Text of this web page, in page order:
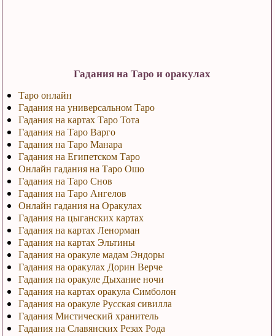
Гадания на Таро и оракулах
Таро онлайн
Гадания на универсальном Таро
Гадания на картах Таро Тота
Гадания на Таро Варго
Гадания на Таро Манара
Гадания на Египетском Таро
Онлайн гадания на Таро Ошо
Гадания на Таро Снов
Гадания на Таро Ангелов
Онлайн гадания на Оракулах
Гадания на цыганских картах
Гадания на картах Ленорман
Гадания на картах Эльтины
Гадания на оракуле мадам Эндоры
Гадания на оракулах Дорин Верче
Гадания на оракуле Дыхание ночи
Гадания на картах оракула Симболон
Гадания на оракуле Русская сивилла
Гадания Мистический хранитель
Гадания на Славянских Резах Рода